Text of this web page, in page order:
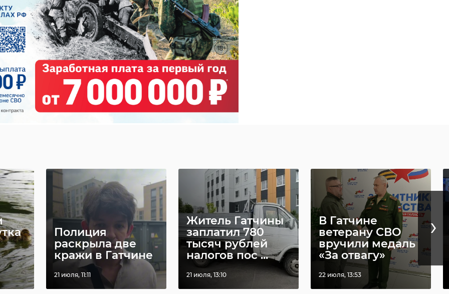
Полиция
раскрыла две
кражи в Гатчине
21 июля, 11:11
Житель Гатчины
заплатил 780
тысяч рублей
налогов пос ...
21 июля, 13:10
В Гатчине
ветерану СВО
вручили медаль
«За отвагу»
22 июля, 13:53
›